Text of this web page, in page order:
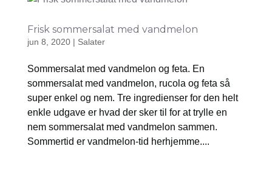
Frisk sommersalat med vandmelon
jun 8, 2020| Salater
Sommersalat med vandmelon og feta. En
sommersalat med vandmelon, rucola og feta så
super enkel og nem. Tre ingredienser for den helt
enkle udgave er hvad der sker til for at trylle en
nem sommersalat med vandmelon sammen.
Sommertid er vandmelon-tid herhjemme....